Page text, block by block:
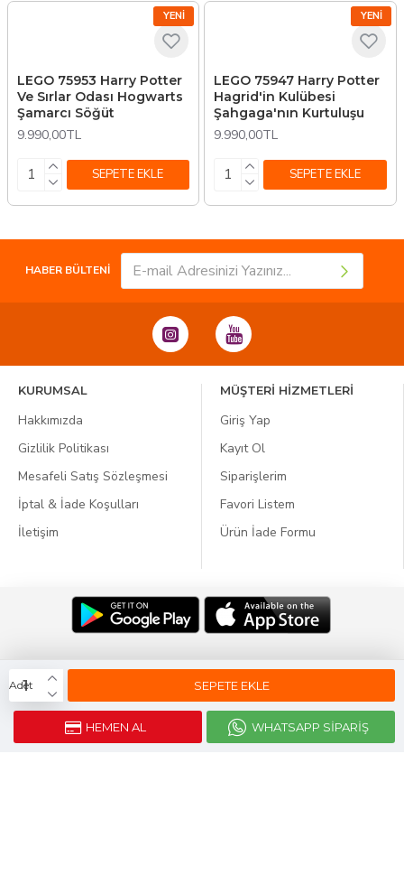
Adet SEPETE EKLE
HEMEN AL WHATSAPP SIPARIŞ
YENI
LEGO 75953 Harry Potter
Ve Sırlar Odası Hogwarts
Şamarcı Söğüt
9.990,00TL
SEPETE EKLE
YENI
LEGO 75947 Harry Potter
Hagrid'in Kulübesi
Şahgaga'nın Kurtuluşu
9.990,00TL
SEPETE EKLE
HABER BÜLTENİ
KURUMSAL
Hakkımızda
Gizlilik Politikası
Mesafeli Satış Sözleşmesi
İptal & İade Koşulları
İletişim
MÜŞTERİ HİZMETLERİ
Giriş Yap
Kayıt Ol
Siparişlerim
Favori Listem
Ürün İade Formu
Webticaretim ile Kurulmustur